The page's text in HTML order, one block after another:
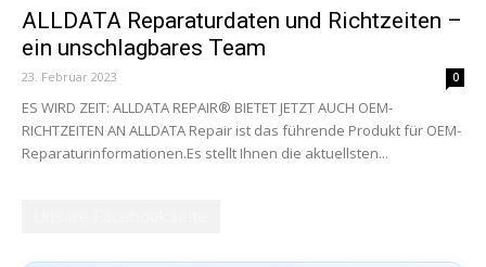
ALLDATA Reparaturdaten und Richtzeiten –
ein unschlagbares Team
23. Februar 2023 0
ES WIRD ZEIT: ALLDATA REPAIR® BIETET JETZT AUCH OEM-
RICHTZEITEN AN ALLDATA Repair ist das führende Produkt für OEM-
Reparaturinformationen.Es stellt Ihnen die aktuellsten...